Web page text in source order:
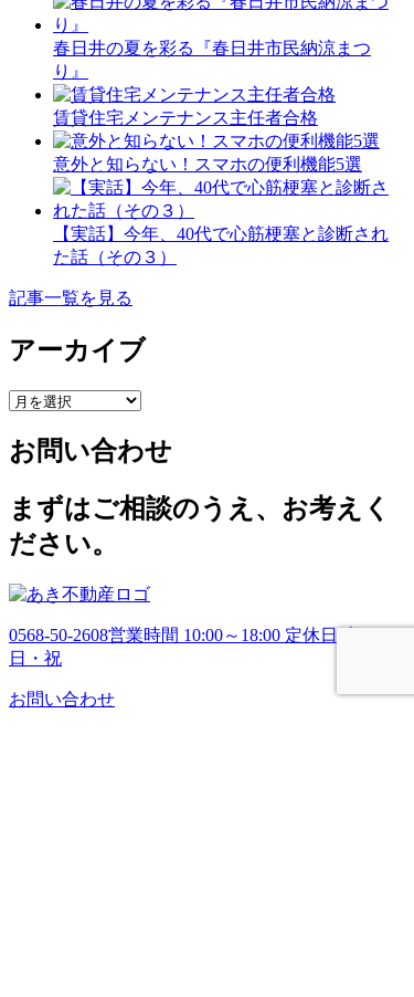
春日井の夏を彩る『春日井市民納涼まつ
り』
賃貸住宅メンテナンス主任者合格
意外と知らない！スマホの便利機能5選
【実話】今年、40代で心筋梗塞と診断され
た話（その３）
記事一覧を見る
アーカイブ
ア
カ
イ
ブ
お問い合わせ
まずはご相談のうえ、お考えく
ださい。
0568-50-2608営業時間 10:00～18:00 定休日 土・
日・祝
お問い合わせ